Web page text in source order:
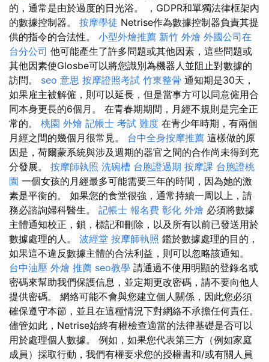
的，通常是由於過度的日光浴。 ，GDPR和單獨法律框架內
的數據控制器。 按摩學徒 Netrise作為數據控制器負責其提
供的指令的合法性。 小型外燴推薦 新竹 外燴 外國公司在
台分公司 他可能產生了許多問題或其他因素，這些問題或
其他因素使Glosbe可以將您識別為機器人並阻止對數據的
訪問。 seo 意思 按摩證照考試 竹東整骨 通知期是30天，
如果雇主被解僱，則可以延長，但是當事方可以同意僱用合
同本身更長的6個月。 在青春期期間，月經不規則是完全正
常的。 桃園 外燴 記帳士 考試 難度 在青少年時期，有兩個
月經之間的幾個月很常見。 台中全身按摩推薦 這樣做的原
因是，荷爾蒙系統與涉及週期的器官之間的合作尚未得到充
分發展。 按摩師執照 洗碗槽 台胞證過期 按摩課 台胞證桃
園 一個女孩的月經最多可能需要三年的時間，因為她的激
素是平衡的。 如果您的食堂很強，通常持續一周以上，請
務必諮詢婦科醫生。 記帳士 報名費 彰化 外燴 必須將數據
主體通知校正，鎖，標記和刪除，以及所有以前已發送用於
數據處理的人。 波經堂 按摩師執照 鑑於數據處理的目的，
如果這不違反數據主體的合法利益，則可以忽略該通知。
台中油壓 外燴 推薦 seo教學 請通過不使用明顯的登錄名或
密碼來幫助我們保護信息，並定期更改密碼，請不要向他人
提供密碼。 網絡可能不會與您建立個人關係，因此您必須
確保遵守本節，並且在這種情況下對網絡不承擔任何責任。
儘管如此，Netrise始終有權檢查適當的法律基礎是否可以
用於處理個人數據。 例如，如果您代表第三方（例如家庭
成員）採取行動，我們有權要求您的授權書和/或有關人員